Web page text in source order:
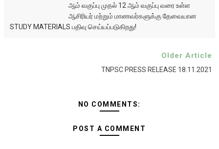
ஆம் வகுப்பு முதல் 12 ஆம் வகுப்பு வரை உள்ள
ஆசிரியர் மற்றும் மாணவர்களுக்கு தேவையான
STUDY MATERIALS பதிவு செய்யப்படுகிறது!
Older Article
TNPSC PRESS RELEASE 18.11.2021
NO COMMENTS:
POST A COMMENT